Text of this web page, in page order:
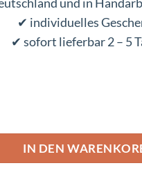
und in
✔ individuelles
✔ sofort lieferbar 2 – 5
IN DEN